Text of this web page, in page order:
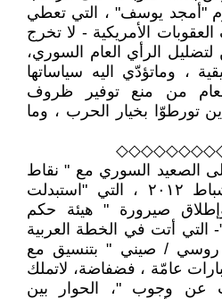
"أمجد يوسف" ، التي تعطي
الأمريكية - لا تخرج
الرأي العام السوري،
، وماتؤدّي اليه سياساتها
من منع توفير ظروف
تورطوّا بخيار الحرب ، وما
الصعيد السوري مع " نقاط
كوفي أنان الست في شباط ٢٠١٢ ، التي "استبدلت
صيرورة " هيئة حكم
التي أتت في الخطة العربية
" روسي / صيني " بتنسيق مع
- بعبارات عامّة ، فضفاضة، لاتملك
عن وجوب "، الحوار بين